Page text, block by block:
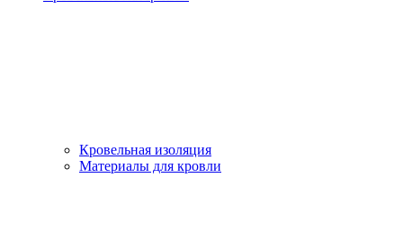
Кровельная изоляция
Материалы для кровли